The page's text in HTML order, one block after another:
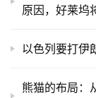
原因，好莱坞
以色列要打伊
熊猫的布局：